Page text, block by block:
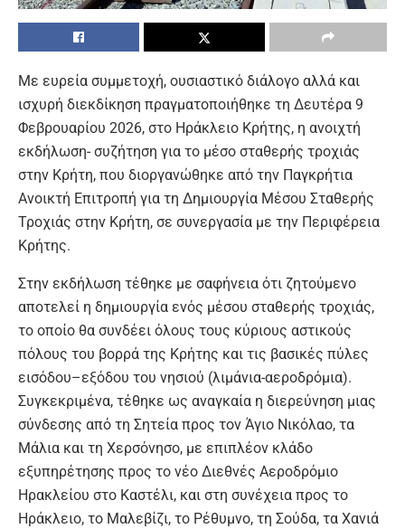
Με ευρεία συμμετοχή, ουσιαστικό διάλογο αλλά και
ισχυρή διεκδίκηση πραγματοποιήθηκε τη Δευτέρα 9
Φεβρουαρίου 2026, στο Ηράκλειο Κρήτης, η ανοιχτή
εκδήλωση- συζήτηση για το μέσο σταθερής τροχιάς
στην Κρήτη, που διοργανώθηκε από την Παγκρήτια
Ανοικτή Επιτροπή για τη Δημιουργία Μέσου Σταθερής
Τροχιάς στην Κρήτη, σε συνεργασία με την Περιφέρεια
Κρήτης.
Στην εκδήλωση τέθηκε με σαφήνεια ότι ζητούμενο
αποτελεί η δημιουργία ενός μέσου σταθερής τροχιάς,
το οποίο θα συνδέει όλους τους κύριους αστικούς
πόλους του βορρά της Κρήτης και τις βασικές πύλες
εισόδου–εξόδου του νησιού (λιμάνια-αεροδρόμια).
Συγκεκριμένα, τέθηκε ως αναγκαία η διερεύνηση μιας
σύνδεσης από τη Σητεία προς τον Άγιο Νικόλαο, τα
Μάλια και τη Χερσόνησο, με επιπλέον κλάδο
εξυπηρέτησης προς το νέο Διεθνές Αεροδρόμιο
Ηρακλείου στο Καστέλι, και στη συνέχεια προς το
Ηράκλειο, το Μαλεβίζι, το Ρέθυμνο, τη Σούδα, τα Χανιά